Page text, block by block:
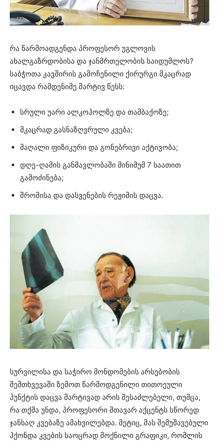
რა წარმოადგენდა პროფესორ უგლოვის
ახალგაზრდობისა და ჯანმრთელობის საიდუმლოს?
საბჭოთა კავშირის გამოჩენილი ქირურგი მკაცრად
იცავდა რამდენიმე მარტივ წესს:
სრული უარი ალკოჰოლზე და თამბაქოზე;
მკაცრად გასნაზღვრული კვება;
მაღალი ფიზიკური და გონებრივი აქტივობა;
დღე-ღამის განმავლობაში მინიმუმ 7 საათით
გამოძინება;
შრომისა და დასვენების რეჟიმის დაცვა.
სურვილისა და საჭირო მონდომების არსებობის
შემთხვევაში ზემოთ წარმოდგენილი თითოეული
პუნქტის დაცვა მარტივად არის შესაძლებელი, თუმცა,
რა თქმა უნდა, პროფესორი მთავარ აქცენტს სწორედ
ჯანსაღ კვებაზე ამახვილებდა. მეტიც, მას შემუშავებული
ჰქონდა კვების საოცრად მოქნილი გრაფიკი, რომლის